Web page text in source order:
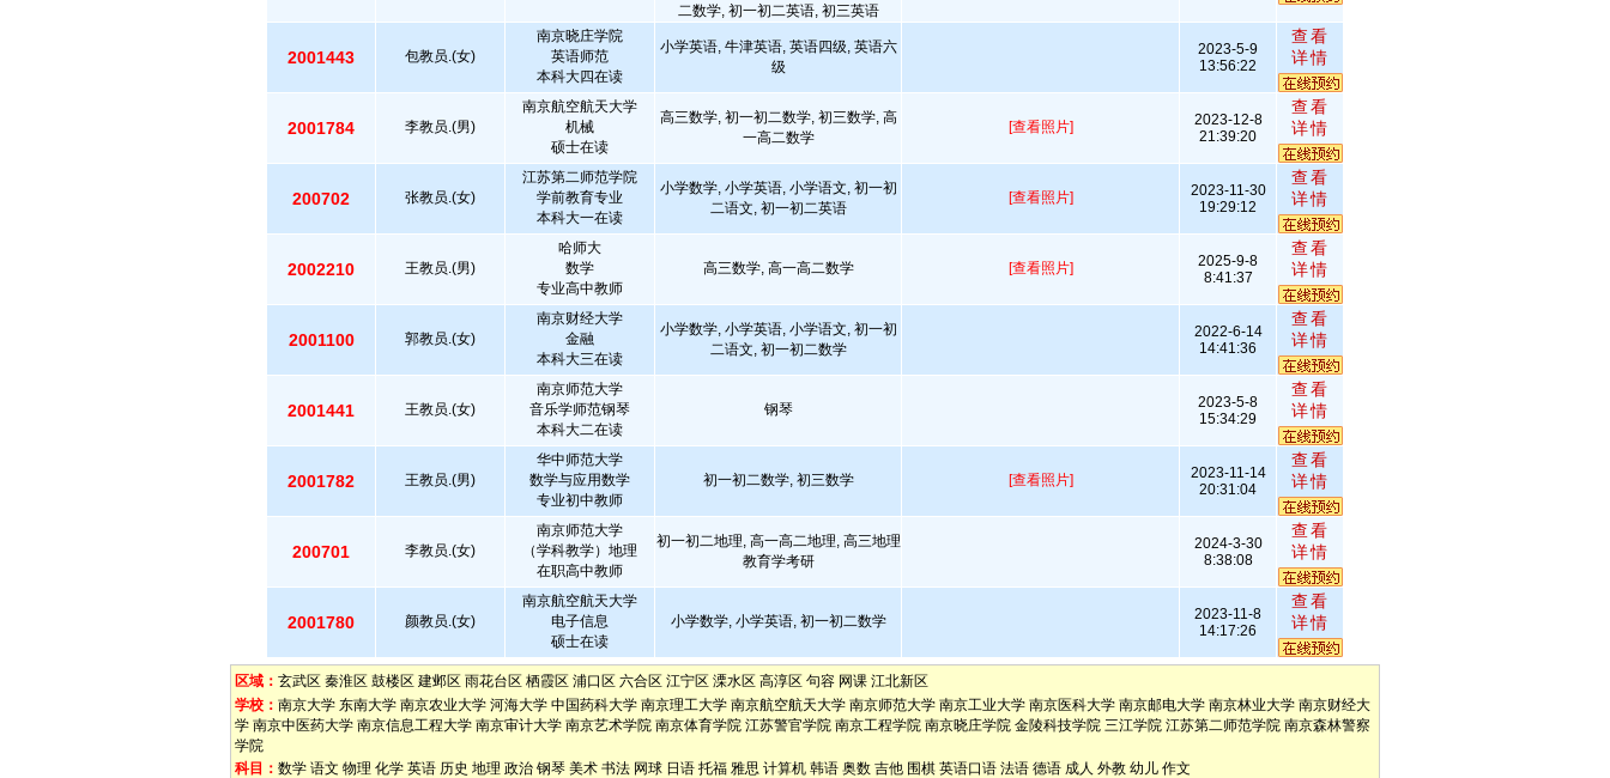
二数学, 初一初二英语, 初三英语
2001443 包教员.(女)
南京晓庄学院
英语师范
本科大四在读
小学英语, 牛津英语, 英语四级, 英语六
级
2023-5-9
13:56:22
查看
详情
2001784 李教员.(男)
南京航空航天大学
机械
硕士在读
高三数学, 初一初二数学, 初三数学, 高
一高二数学
[查看照片]
2023-12-8
21:39:20
查看
详情
200702 张教员.(女)
江苏第二师范学院
学前教育专业
本科大一在读
小学数学, 小学英语, 小学语文, 初一初
二语文, 初一初二英语
[查看照片]
2023-11-30
19:29:12
查看
详情
2002210 王教员.(男)
哈师大
数学
专业高中教师
高三数学, 高一高二数学 [查看照片]
2025-9-8
8:41:37
查看
详情
2001100 郭教员.(女)
南京财经大学
金融
本科大三在读
小学数学, 小学英语, 小学语文, 初一初
二语文, 初一初二数学
2022-6-14
14:41:36
查看
详情
2001441 王教员.(女)
南京师范大学
音乐学师范钢琴
本科大二在读
钢琴
2023-5-8
15:34:29
查看
详情
2001782 王教员.(男)
华中师范大学
数学与应用数学
专业初中教师
初一初二数学, 初三数学 [查看照片]
2023-11-14
20:31:04
查看
详情
200701 李教员.(女)
南京师范大学
（学科教学）地理
在职高中教师
初一初二地理, 高一高二地理, 高三地理
教育学考研
2024-3-30
8:38:08
查看
详情
2001780 颜教员.(女)
南京航空航天大学
电子信息
硕士在读
小学数学, 小学英语, 初一初二数学
2023-11-8
14:17:26
查看
详情
区域： 玄武区 秦淮区 鼓楼区 建邺区 雨花台区 栖霞区 浦口区 六合区 江宁区 溧水区 高淳区 句容 网课 江北新区
学校： 南京大学 东南大学 南京农业大学 河海大学 中国药科大学 南京理工大学 南京航空航天大学 南京师范大学 南京工业大学 南京医科大学 南京邮电大学 南京林业大学 南京财经大
学 南京中医药大学 南京信息工程大学 南京审计大学 南京艺术学院 南京体育学院 江苏警官学院 南京工程学院 南京晓庄学院 金陵科技学院 三江学院 江苏第二师范学院 南京森林警察
学院
科目： 数学 语文 物理 化学 英语 历史 地理 政治 钢琴 美术 书法 网球 日语 托福 雅思 计算机 韩语 奥数 吉他 围棋 英语口语 法语 德语 成人 外教 幼儿 作文